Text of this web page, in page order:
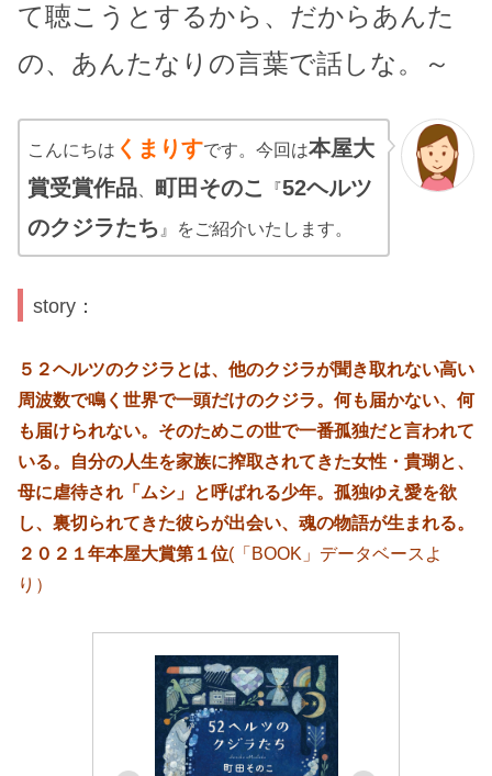
て聴こうとするから、だからあんた
の、あんたなりの言葉で話しな。～
こんにちは くまりすです。今回は本屋大
賞受賞作品
町田そのこ 『52ヘルツ
のクジラたち 』をご紹介いたします。
story：
５２ヘルツのクジラとは、他のクジラが聞き取れない高い
周波数で鳴く世界で一頭だけのクジラ。何も届かない、何
も届けられない。そのためこの世で一番孤独だと言われて
いる。自分の人生を家族に搾取されてきた女性・貴瑚と、
母に虐待され「ムシ」と呼ばれる少年。孤独ゆえ愛を欲
し、裏切られてきた彼らが出会い、魂の物語が生まれる。
２０２１年本屋大賞第１位(「BOOK」データベースよ
り）